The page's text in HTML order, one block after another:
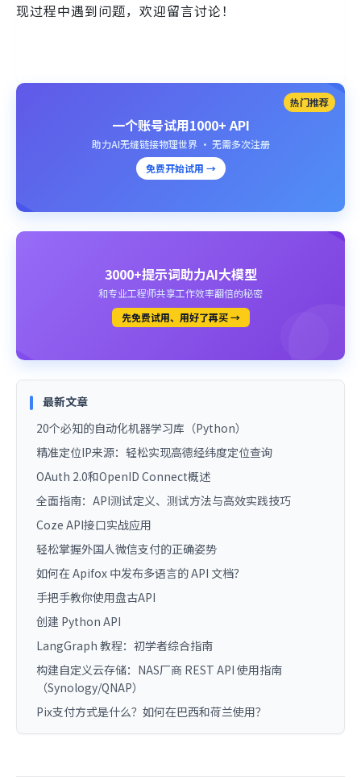
现过程中遇到问题，欢迎留言讨论！
热门推荐
一个账号试用1000+ API
助力AI无缝链接物理世界 · 无需多次注册
免费开始试用 →
3000+提示词助力AI大模型
和专业工程师共享工作效率翻倍的秘密
先免费试用、用好了再买 →
最新文章
20个必知的自动化机器学习库（Python）
精准定位IP来源：轻松实现高德经纬度定位查询
OAuth 2.0和OpenID Connect概述
全面指南：API测试定义、测试方法与高效实践技巧
Coze API接口实战应用
轻松掌握外国人微信支付的正确姿势
如何在 Apifox 中发布多语言的 API 文档？
手把手教你使用盘古API
创建 Python API
LangGraph 教程：初学者综合指南
构建自定义云存储：NAS厂商 REST API 使用指南
（Synology/QNAP）
Pix支付方式是什么？如何在巴西和荷兰使用？